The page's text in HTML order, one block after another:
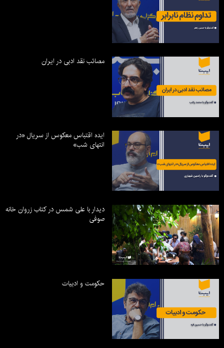
مصائب نقد ادبی در ایران
ایده اقتباس معکوس از سریال «در
انتهای شب»
دیدار با علی شمس در کتاب زروان خانه
صوفی
حکومت و ادبیات